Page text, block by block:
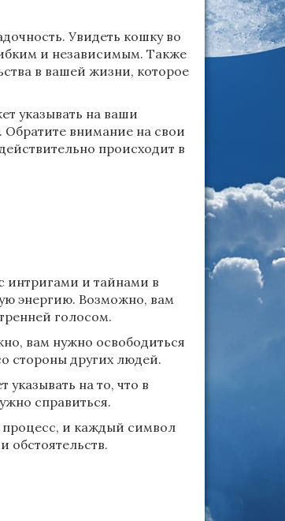
Увидеть кошку во
и независимым. Также
в вашей жизни, которое
указывать на ваши
внимание на свои
происходит в
интригами и тайнами в
энергию. Возможно, вам
голосом.
вам нужно освободиться
стороны других людей.
указывать на то, что в
справиться.
процесс, и каждый символ
обстоятельств.